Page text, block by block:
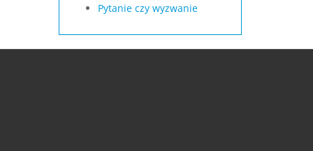
Pytanie czy wyzwanie